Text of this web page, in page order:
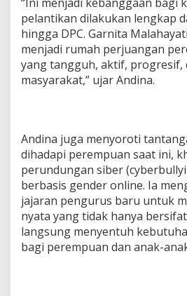
pelantikan dilakukan lengkap
hingga DPC. Garnita
menjadi rumah perjuangan
yang tangguh, aktif, progresif,
masyarakat,” ujar Andina.
Andina juga menyoroti
dihadapi perempuan saat ini,
perundungan siber
berbasis gender online. Ia
jajaran pengurus baru untuk
nyata yang tidak hanya
langsung menyentuh
bagi perempuan dan anak-